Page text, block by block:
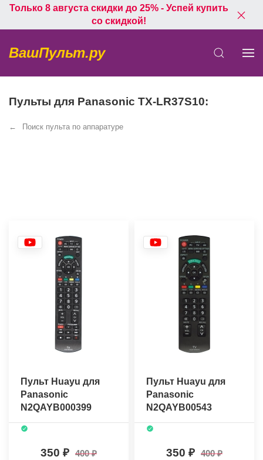
Только 8 августа скидки до 25% - Успей купить
со скидкой!
ВашПульт.ру
Пульты для Panasonic TX-LR37S10:
Поиск пульта по аппаратуре
Пульт Huayu для
Panasonic
N2QAYB000399
350 400
Пульт Huayu для
Panasonic
N2QAYB00543
350 400